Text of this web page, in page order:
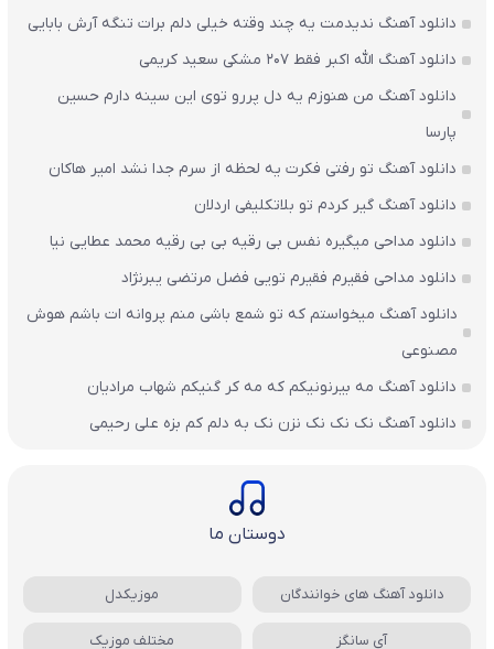
دانلود آهنگ ندیدمت یه چند وقته خیلی دلم برات تنگه آرش بابایی
دانلود آهنگ الله اکبر فقط 207 مشکی سعید کریمی
دانلود آهنگ من هنوزم یه دل پررو توی این سینه دارم حسین
پارسا
دانلود آهنگ تو رفتی فکرت یه لحظه از سرم جدا نشد امیر هاکان
دانلود آهنگ گیر کردم تو بلاتکلیفی اردلان
دانلود مداحی میگیره نفس بی رقیه بی بی رقیه محمد عطایی نیا
دانلود مداحی فقیرم فقیرم تویی فضل مرتضی یبرنژاد
دانلود آهنگ میخواستم که تو شمع باشی منم پروانه ات باشم هوش
مصنوعی
دانلود آهنگ مه بیرنونیکم که مه کر گنیکم شهاب مرادیان
دانلود آهنگ نک نک نک نزن نک به دلم کم بزه علی رحیمی
دوستان ما
دانلود آهنگ های خوانندگان موزیکدل
آی سانگز مختلف موزیک